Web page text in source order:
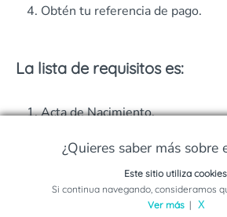
Obtén tu referencia de pago.
La lista de requisitos es:
Acta de Nacimiento.
Certificado Total o Parcial de
Comprobante del Periodo en
¿Quieres saber más sobre
Solicita información sobre este
Este sitio utiliza
Si continua navegando, consideramos
Ver más| X